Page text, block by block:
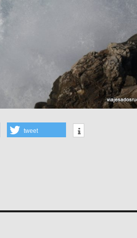
tweet